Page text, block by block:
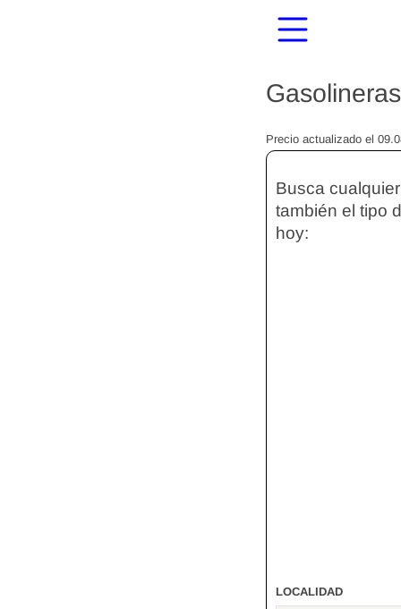
Precio actualizado el
Busca
también el tipo
hoy:
LOCALIDAD